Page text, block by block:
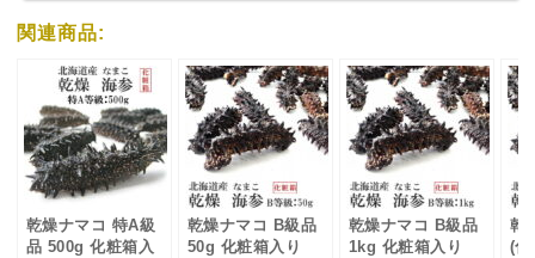
関連商品:
乾燥ナマコ 特A級
品 500g 化粧箱入
乾燥ナマコ B級品
50g 化粧箱入り
乾燥ナマコ B級品
1kg 化粧箱入り
乾
(化